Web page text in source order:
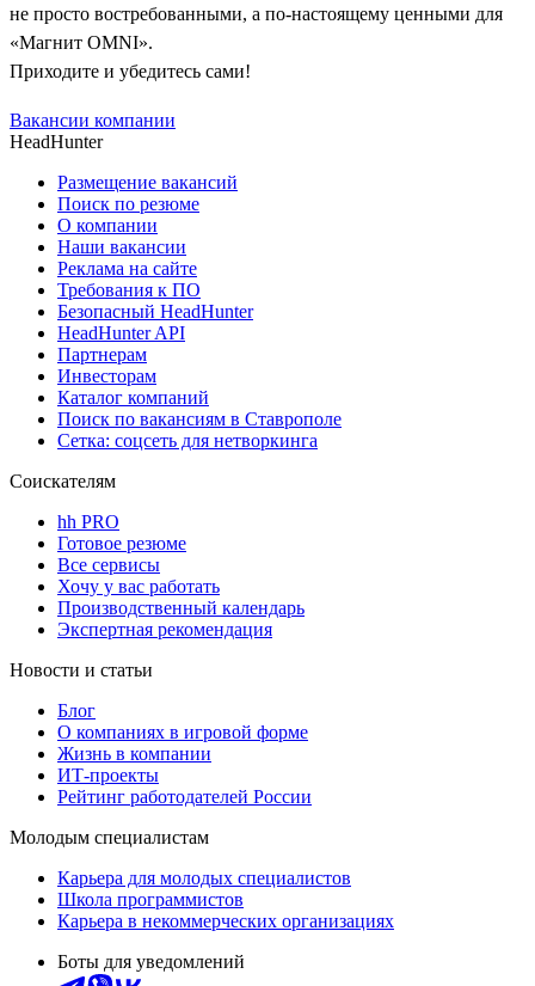
не просто востребованными, а по-настоящему ценными для
«Магнит OMNI».
Приходите и убедитесь сами!
Вакансии компании
HeadHunter
Размещение вакансий
Поиск по резюме
О компании
Наши вакансии
Реклама на сайте
Требования к ПО
Безопасный HeadHunter
HeadHunter API
Партнерам
Инвесторам
Каталог компаний
Поиск по вакансиям в Ставрополе
Сетка: соцсеть для нетворкинга
Соискателям
hh PRO
Готовое резюме
Все сервисы
Хочу у вас работать
Производственный календарь
Экспертная рекомендация
Новости и статьи
Блог
О компаниях в игровой форме
Жизнь в компании
ИТ-проекты
Рейтинг работодателей России
Молодым специалистам
Карьера для молодых специалистов
Школа программистов
Карьера в некоммерческих организациях
Боты для уведомлений